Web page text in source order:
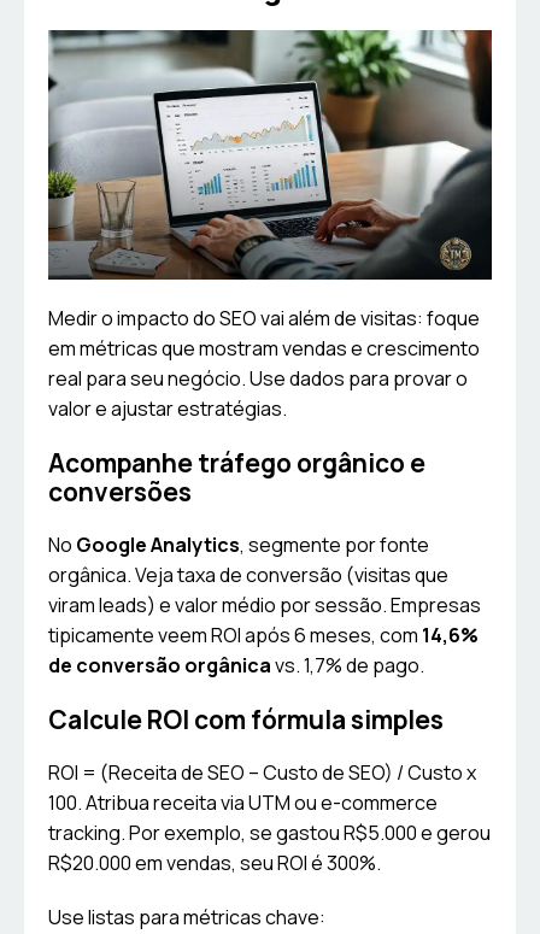
Medir o impacto do SEO vai além de visitas: foque
em métricas que mostram vendas e crescimento
real para seu negócio. Use dados para provar o
valor e ajustar estratégias.
Acompanhe tráfego orgânico e
conversões
No Google Analytics, segmente por fonte
orgânica. Veja taxa de conversão (visitas que
viram leads) e valor médio por sessão. Empresas
tipicamente veem ROI após 6 meses, com 14,6%
de conversão orgânicavs. 1,7% de pago.
Calcule ROI com fórmula simples
ROI = (Receita de SEO – Custo de SEO) / Custo x
100. Atribua receita via UTM ou e-commerce
tracking. Por exemplo, se gastou R$5.000 e gerou
R$20.000 em vendas, seu ROI é 300%.
Use listas para métricas chave: